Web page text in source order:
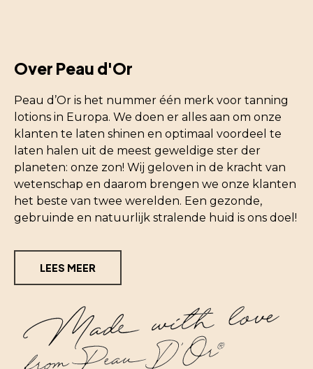
Over Peau d'Or
Peau d’Or is het nummer één merk voor tanning
lotions in Europa. We doen er alles aan om onze
klanten te laten shinen en optimaal voordeel te
laten halen uit de meest geweldige ster der
planeten: onze zon! Wij geloven in de kracht van
wetenschap en daarom brengen we onze klanten
het beste van twee werelden. Een gezonde,
gebruinde en natuurlijk stralende huid is ons doel!
LEES MEER